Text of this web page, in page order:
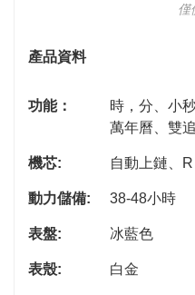
僅
產品資料
功能：
時，分、小
萬年曆、雙
機芯: 自動上鏈、
動力儲備: 38-48小時
表盤: 冰藍色
表殼: 白金